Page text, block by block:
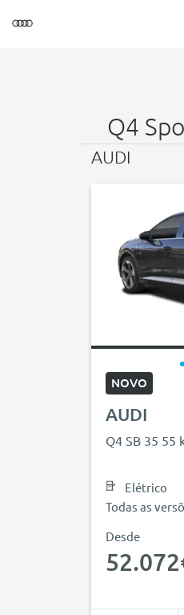
Q4
AUDI
NOVO
AUDI
Q4 SB 35 55
Elétrico
Todas as
Desde